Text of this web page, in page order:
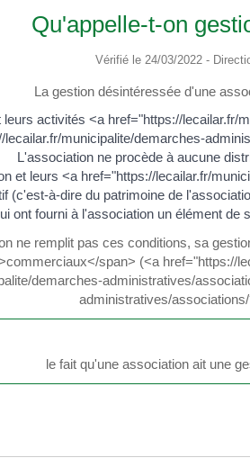
Qu'appelle-t-on
Vérifié le 24/03/2022 -
La gestion désintéressée d'une
leurs activités <a href="https://
lecailar.fr/municipalite/demarches-
L'association ne procède à aucune
et leurs <a href="https://lecailar.fr/
(c'est-à-dire du patrimoine de
ont fourni à l'association un élément de
ne remplit pas ces conditions, sa
span> (<a href="https://
demarches-administratives/
administratives/
le fait qu'une association ait une